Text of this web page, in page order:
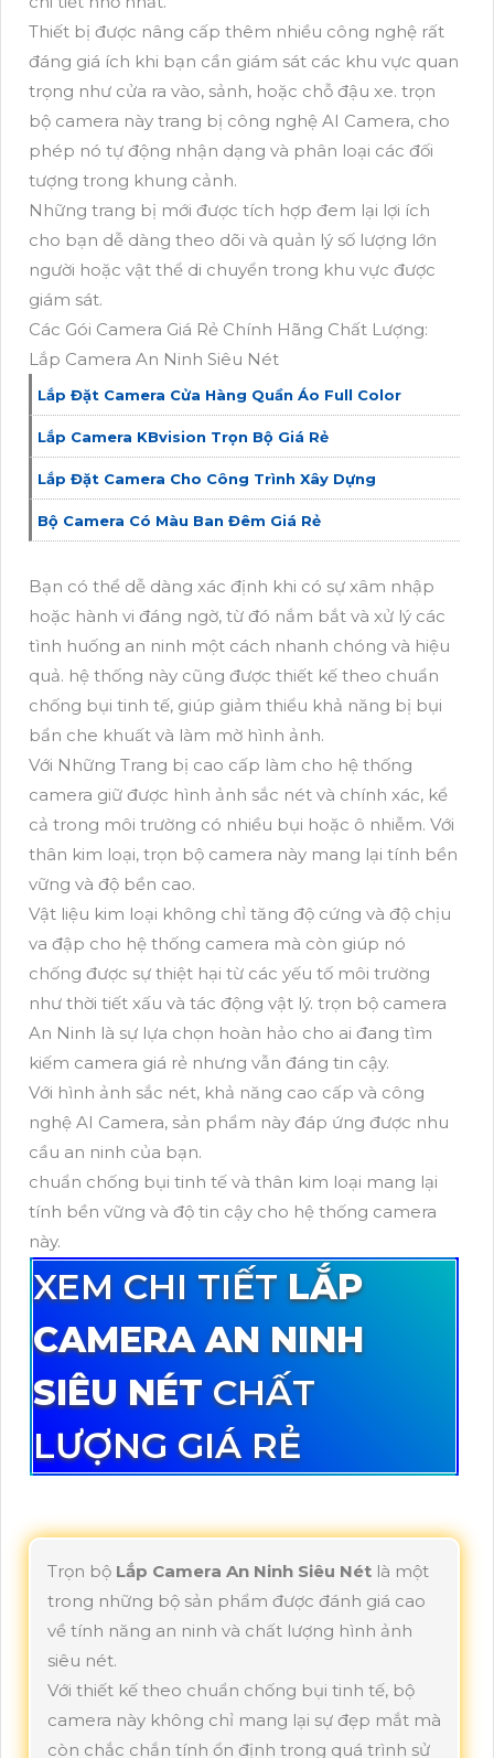
Thiết bị được nâng cấp thêm nhiều công nghệ rất
đáng giá ích khi bạn cần giám sát các khu vực quan
trọng như cửa ra vào, sảnh, hoặc chỗ đậu xe. trọn
bộ camera này trang bị công nghệ AI Camera, cho
phép nó tự động nhận dạng và phân loại các đối
tượng trong khung cảnh.
Những trang bị mới được tích hợp đem lại lợi ích
cho bạn dễ dàng theo dõi và quản lý số lượng lớn
người hoặc vật thể di chuyển trong khu vực được
giám sát.
Các Gói Camera Giá Rẻ Chính Hãng Chất Lượng:
Lắp Camera An Ninh Siêu Nét
Lắp Đặt Camera Cửa Hàng Quần Áo Full Color
Lắp Camera KBvision Trọn Bộ Giá Rẻ
Lắp Đặt Camera Cho Công Trình Xây Dựng
Bộ Camera Có Màu Ban Đêm Giá Rẻ
Bạn có thể dễ dàng xác định khi có sự xâm nhập
hoặc hành vi đáng ngờ, từ đó nắm bắt và xử lý các
tình huống an ninh một cách nhanh chóng và hiệu
quả. hệ thống này cũng được thiết kế theo chuẩn
chống bụi tinh tế, giúp giảm thiểu khả năng bị bụi
bẩn che khuất và làm mờ hình ảnh.
Với Những Trang bị cao cấp làm cho hệ thống
camera giữ được hình ảnh sắc nét và chính xác, kể
cả trong môi trường có nhiều bụi hoặc ô nhiễm. Với
thân kim loại, trọn bộ camera này mang lại tính bền
vững và độ bền cao.
Vật liệu kim loại không chỉ tăng độ cứng và độ chịu
va đập cho hệ thống camera mà còn giúp nó
chống được sự thiệt hại từ các yếu tố môi trường
như thời tiết xấu và tác động vật lý. trọn bộ camera
An Ninh là sự lựa chọn hoàn hảo cho ai đang tìm
kiếm camera giá rẻ nhưng vẫn đáng tin cậy.
Với hình ảnh sắc nét, khả năng cao cấp và công
nghệ AI Camera, sản phẩm này đáp ứng được nhu
cầu an ninh của bạn.
chuẩn chống bụi tinh tế và thân kim loại mang lại
tính bền vững và độ tin cậy cho hệ thống camera
này.
XEM CHI TIẾT LẮP
CAMERA AN NINH
SIÊU NÉTCHẤT
LƯỢNG GIÁ RẺ
Trọn bộ Lắp Camera An Ninh Siêu Nét là một
trong những bộ sản phẩm được đánh giá cao
về tính năng an ninh và chất lượng hình ảnh
siêu nét.
Với thiết kế theo chuẩn chống bụi tinh tế, bộ
camera này không chỉ mang lại sự đẹp mắt mà
còn chắc chắn tính ổn định trong quá trình sử